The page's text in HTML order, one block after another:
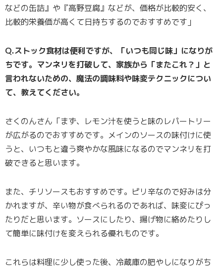
などの缶詰』や『高野豆腐』などが、価格が比較的安く、
比較的栄養価が高くて日持ちするのでおすすめです」
Q.ストック食材は便利ですが、「いつも同じ味」になりが
ちです。マンネリを打破して、家族から「またこれ？」と
言われないための、魔法の調味料や味変テクニックについ
て、教えてください。
さくのんさん「まず、レモン汁を使うと味のレパートリー
が広がるのでおすすめです。メインのソースの味付けに使
うと、いつもと違う爽やかな風味になるのでマンネリを打
破できると思います。
また、チリソースもおすすめです。ピリ辛なので好みは分
かれますが、辛い物が食べられるのであれば、味変にぴっ
たりだと思います。ソースにしたり、揚げ物に絡めたりし
て簡単に味付けを変えられる優れものです。
これらは料理に少し使った後、冷蔵庫の肥やしになりがち